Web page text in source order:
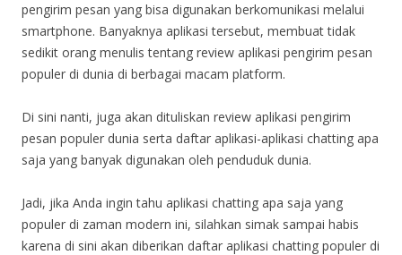
pengirim pesan yang bisa digunakan berkomunikasi melalui
smartphone. Banyaknya aplikasi tersebut, membuat tidak
sedikit orang menulis tentang review aplikasi pengirim pesan
populer di dunia di berbagai macam platform.
Di sini nanti, juga akan dituliskan review aplikasi pengirim
pesan populer dunia serta daftar aplikasi-aplikasi chatting apa
saja yang banyak digunakan oleh penduduk dunia.
Jadi, jika Anda ingin tahu aplikasi chatting apa saja yang
populer di zaman modern ini, silahkan simak sampai habis
karena di sini akan diberikan daftar aplikasi chatting populer di